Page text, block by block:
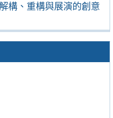
構、重構與展演的創意